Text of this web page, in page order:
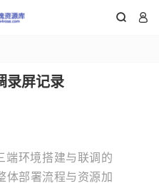
 
录屏记录
端环境搭建与联调的
体部署流程与资源加